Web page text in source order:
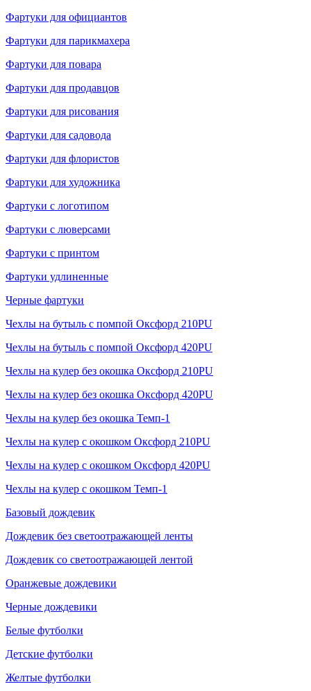
Фартуки для официантов
Фартуки для парикмахера
Фартуки для повара
Фартуки для продавцов
Фартуки для рисования
Фартуки для садовода
Фартуки для флористов
Фартуки для художника
Фартуки с логотипом
Фартуки с люверсами
Фартуки с принтом
Фартуки удлиненные
Черные фартуки
Чехлы на бутыль с помпой Оксфорд 210PU
Чехлы на бутыль с помпой Оксфорд 420PU
Чехлы на кулер без окошка Оксфорд 210PU
Чехлы на кулер без окошка Оксфорд 420PU
Чехлы на кулер без окошка Темп-1
Чехлы на кулер с окошком Оксфорд 210PU
Чехлы на кулер с окошком Оксфорд 420PU
Чехлы на кулер с окошком Темп-1
Базовый дождевик
Дождевик без светоотражающей ленты
Дождевик со светоотражающей лентой
Оранжевые дождевики
Черные дождевики
Белые футболки
Детские футболки
Желтые футболки